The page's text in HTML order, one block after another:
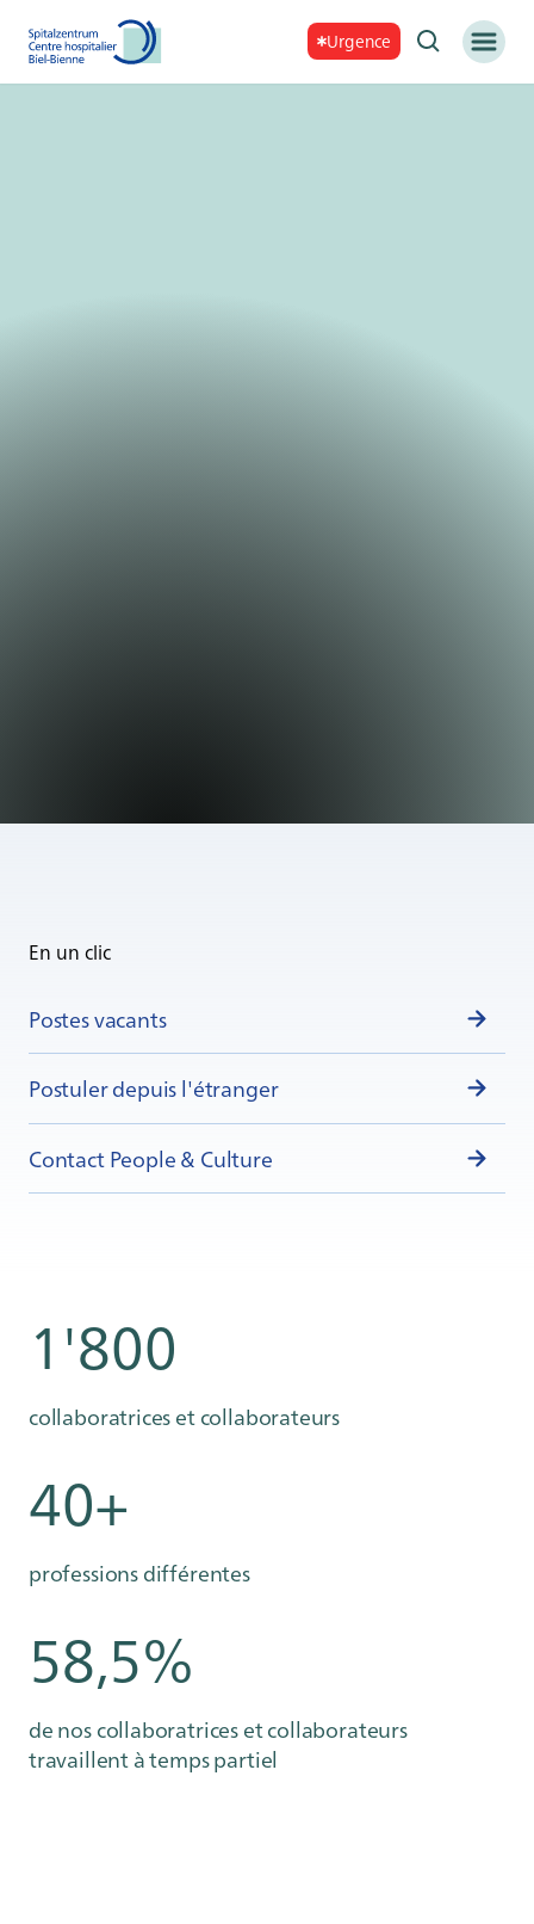
Urgence
En un clic
Postes vacants
Postuler depuis l'étranger
Contact People & Culture
1'800
collaboratrices et collaborateurs
40+
professions différentes
58,5%
de nos collaboratrices et collaborateurs
travaillent à temps partiel